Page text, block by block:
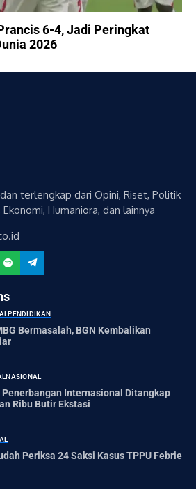
6-4, Jadi Peringkat
2026
terlengkap dari Opini, Riset, Politik
Humaniora, dan lainnya
PENDIDIKAN
Bermasalah, BGN Kembalikan
NASIONAL
Internasional Ditangkap
Ribu Butir Ekstasi
Periksa 24 Saksi Kasus TPPU Febrie